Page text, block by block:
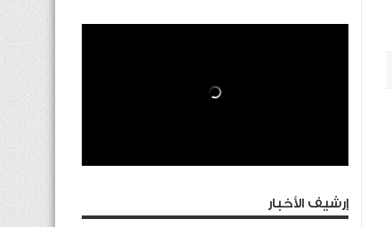
إرشيف الأخبار